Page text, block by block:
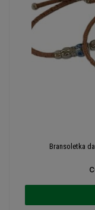
Bransoletka